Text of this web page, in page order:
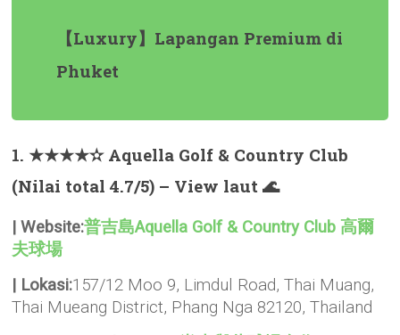
【Luxury】Lapangan Premium di
Phuket
1. ★★★★✫ Aquella Golf & Country Club
(Nilai total 4.7/5) – View laut 🌊
| Website:普吉島Aquella Golf & Country Club 高爾
夫球場
| Lokasi:157/12 Moo 9, Limdul Road, Thai Muang,
Thai Mueang District, Phang Nga 82120, Thailand